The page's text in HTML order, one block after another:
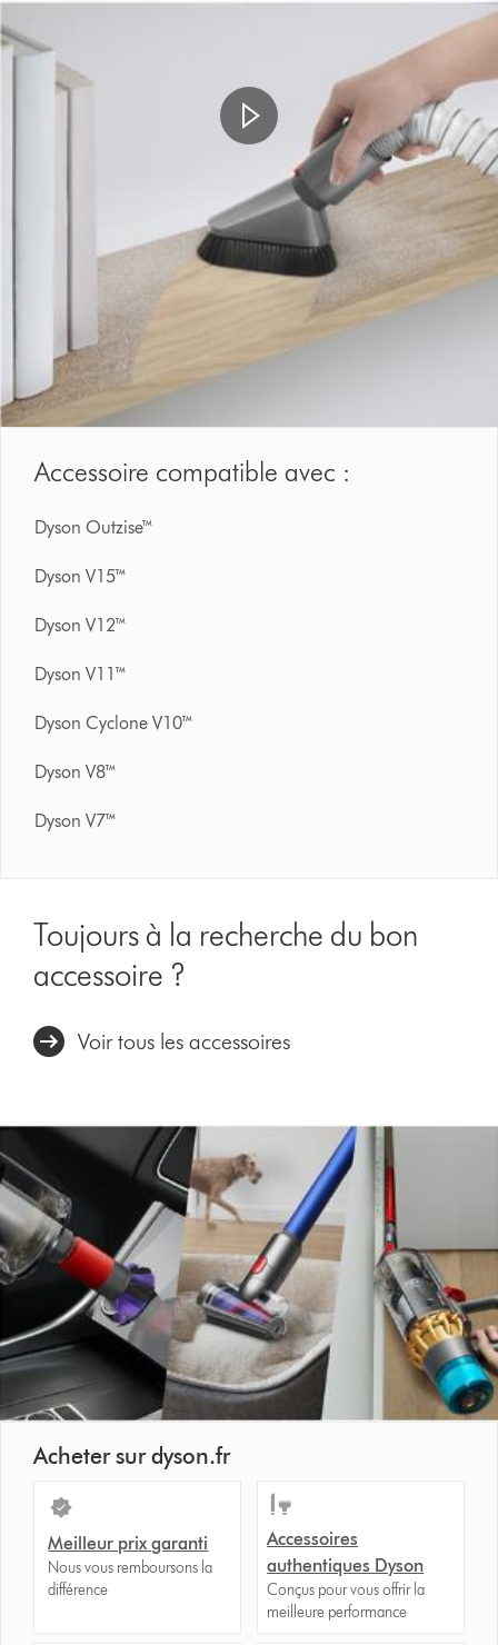
Accessoire compatible avec :
Dyson Outzise™
Dyson V15™
Dyson V12™
Dyson V11™
Dyson Cyclone V10™
Dyson V8™
Dyson V7™
Toujours à la recherche du bon
accessoire ?
Voir tous les accessoires
Acheter sur dyson.fr
Meilleur prix garanti
Nous vous remboursons la
différence
Accessoires
authentiques Dyson
Conçus pour vous offrir la
meilleure performance